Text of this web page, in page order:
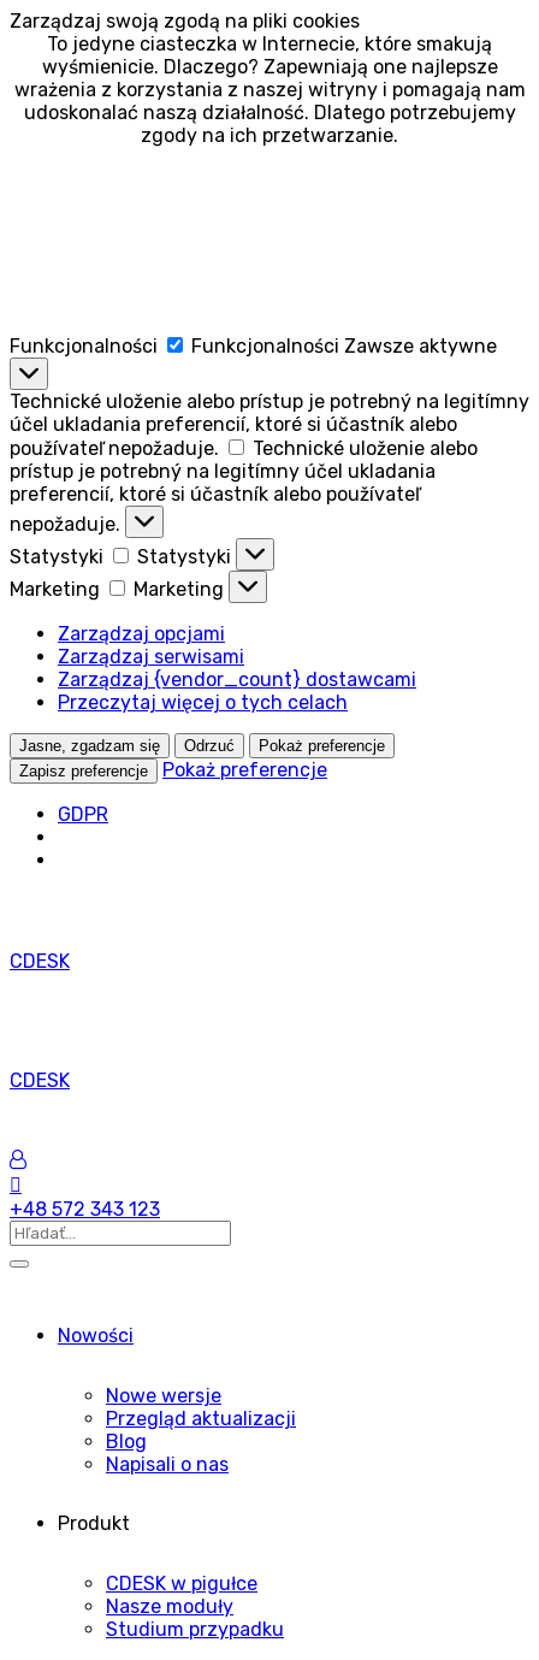
Zarządzaj swoją zgodą na pliki cookies
To jedyne ciasteczka w Internecie, które smakują
wyśmienicie. Dlaczego? Zapewniają one najlepsze
wrażenia z korzystania z naszej witryny i pomagają nam
udoskonalać naszą działalność. Dlatego potrzebujemy
zgody na ich przetwarzanie.
Funkcjonalności Funkcjonalności Zawsze aktywne
Technické uloženie alebo prístup je potrebný na legitímny
účel ukladania preferencií, ktoré si účastník alebo
používateľ nepožaduje.
Technické uloženie alebo
prístup je potrebný na legitímny účel ukladania
preferencií, ktoré si účastník alebo používateľ
nepožaduje.
Statystyki
Statystyki
Marketing
Marketing
Zarządzaj opcjami
Zarządzaj serwisami
Zarządzaj {vendor_count} dostawcami
Przeczytaj więcej o tych celach
Jasne, zgadzam się Odrzuć
Pokaż preferencje
Zapisz preferencje
Pokaż preferencje
GDPR
CDESK
CDESK
+48 572 343 123
Nowości
Nowe wersje
Przegląd aktualizacji
Blog
Napisali o nas
Produkt
CDESK w pigułce
Nasze moduły
Studium przypadku